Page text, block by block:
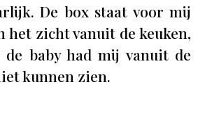
De box staat voor mij
het zicht vanuit de keuken,
de baby had mij vanuit de
kunnen zien.